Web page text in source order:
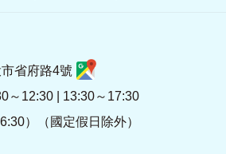
省府路4號
～12:30 | 13:30～17:30
）（國定假日除外）